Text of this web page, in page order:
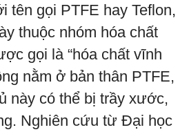
tên gọi PTFE hay Teflon,
thuộc nhóm hóa chất
gọi là “hóa chất vĩnh
nằm ở bản thân PTFE,
này có thể bị trầy xước,
Nghiên cứu từ Đại học